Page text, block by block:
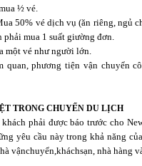
½ vé.
50% vé dịch vụ (ăn riêng, ngủ
mua 1 suất giường đơn.
một vé như người lớn.
quan, phương tiện vận chuyển
TRONG CHUYẾN DU LỊCH
phải được báo trước cho
yêu cầu này trong khả năng
vậnchuyển,kháchsạn, nhà hàng